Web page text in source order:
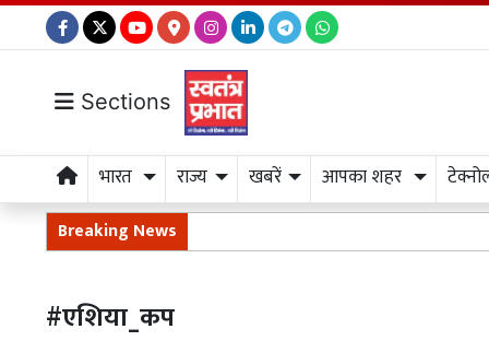
Sections
भारत राज्य खबरें आपका शहर
Breaking News
#एशिया_कप